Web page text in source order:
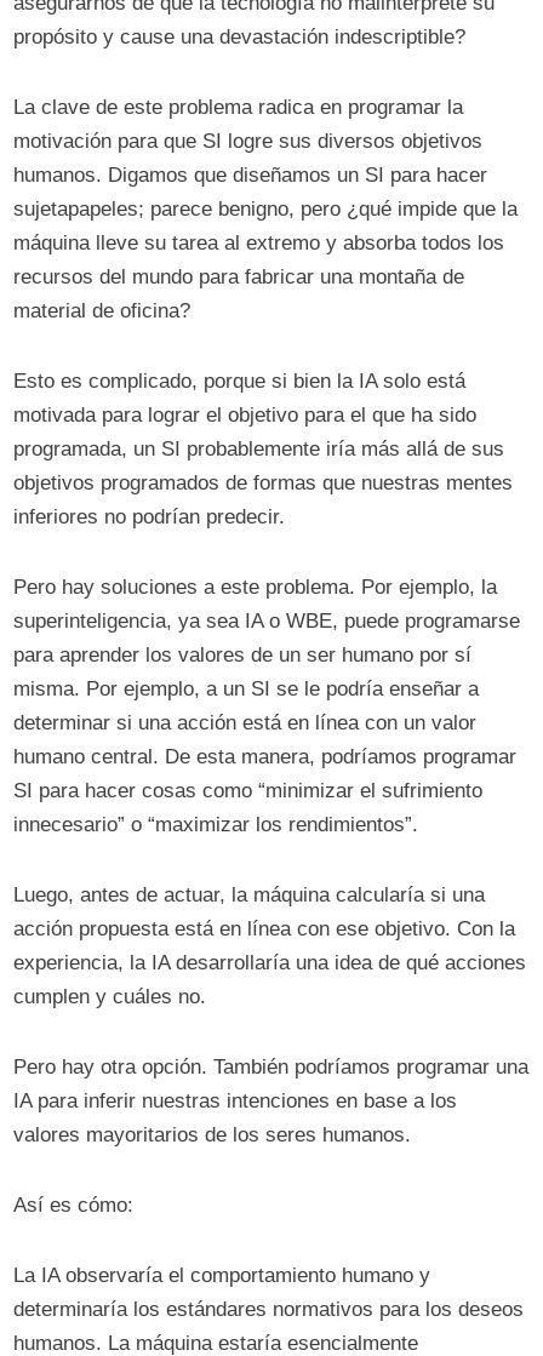
propósito y cause una devastación indescriptible?
La clave de este problema radica en programar la
motivación para que SI logre sus diversos objetivos
humanos. Digamos que diseñamos un SI para hacer
sujetapapeles; parece benigno, pero ¿qué impide que la
máquina lleve su tarea al extremo y absorba todos los
recursos del mundo para fabricar una montaña de
material de oficina?
Esto es complicado, porque si bien la IA solo está
motivada para lograr el objetivo para el que ha sido
programada, un SI probablemente iría más allá de sus
objetivos programados de formas que nuestras mentes
inferiores no podrían predecir.
Pero hay soluciones a este problema. Por ejemplo, la
superinteligencia, ya sea IA o WBE, puede programarse
para aprender los valores de un ser humano por sí
misma. Por ejemplo, a un SI se le podría enseñar a
determinar si una acción está en línea con un valor
humano central. De esta manera, podríamos programar
SI para hacer cosas como “minimizar el sufrimiento
innecesario” o “maximizar los rendimientos”.
Luego, antes de actuar, la máquina calcularía si una
acción propuesta está en línea con ese objetivo. Con la
experiencia, la IA desarrollaría una idea de qué acciones
cumplen y cuáles no.
Pero hay otra opción. También podríamos programar una
IA para inferir nuestras intenciones en base a los
valores mayoritarios de los seres humanos.
Así es cómo:
La IA observaría el comportamiento humano y
determinaría los estándares normativos para los deseos
humanos. La máquina estaría esencialmente